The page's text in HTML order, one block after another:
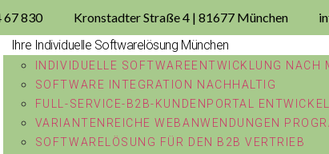
67 830 Kronstadter Straße 4 | 81677 München
Ihre Individuelle Softwarelösung München
INDIVIDUELLE SOFTWAREENTWICKLUNG NACH
SOFTWARE INTEGRATION NACHHALTIG
FULL-SERVICE-B2B-KUNDENPORTAL
VARIANTENREICHE WEBANWENDUNGEN
SOFTWARELÖSUNG FÜR DEN B2B VERTRIEB